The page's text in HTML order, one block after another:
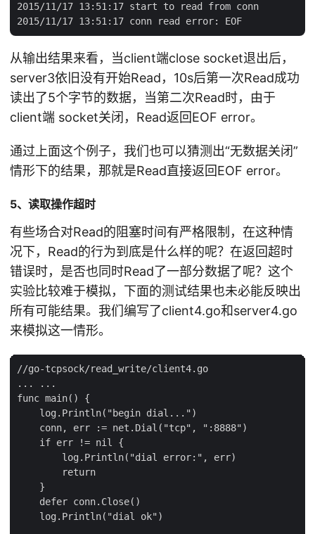
2015/11/17 13:51:17 start to read from conn
从输出结果来看，当client端close socket退出后，
server3依旧没有开始Read，10s后第一次Read成功
读出了5个字节的数据，当第二次Read时，由于
client端 socket关闭，Read返回EOF error。
通过上面这个例子，我们也可以猜测出“无数据关闭”
情形下的结果，那就是Read直接返回EOF error。
5、读取操作超时
有些场合对Read的阻塞时间有严格限制，在这种情
况下，Read的行为到底是什么样的呢？在返回超时
错误时，是否也同时Read了一部分数据了呢？这个
实验比较难于模拟，下面的测试结果也未必能反映出
所有可能结果。我们编写了client4.go和server4.go
来模拟这一情形。
//go-tcpsock/read_write/client4.go
... ...
func main() {
    log.Println("begin dial...")
    conn, err := net.Dial("tcp", ":8888")
    if err != nil {
        log.Println("dial error:", err)
        return
    }
    defer conn.Close()
    log.Println("dial ok")